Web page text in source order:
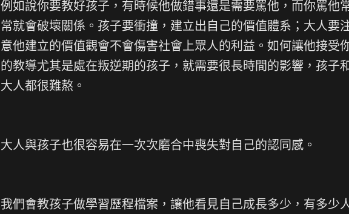
例如說你要教好孩子，有時候他做錯事還是需要罵他，而你罵他
常就會破壞關係。孩子要衝撞，建立出自己的價值體系；大人要
意他建立的價值觀會不會傷害社會上眾人的利益。如何讓他接受
的教導尤其是處在叛逆期的孩子，就需要很長時間的影響，孩子
大人都很難熬。
大人與孩子也很容易在一次次磨合中喪失對自己的認同感。
我們會教孩子做學習歷程檔案，讓他看見自己成長多少，有多少